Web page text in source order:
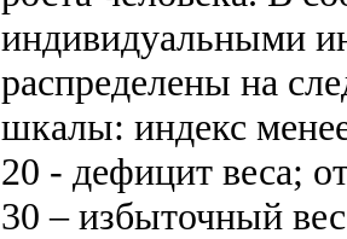
индивидуальными
распределены на
шкалы: индекс
20 - дефицит веса;
30 – избыточный